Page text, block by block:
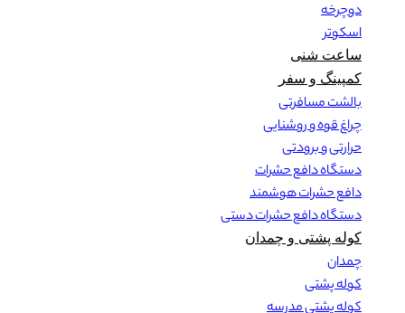
دوچرخه
اسکوتر
ساعت شنی
کمپینگ و سفر
بالشت مسافرتی
چراغ قوه و روشنایی
حرارتی و برودتی
دستگاه دافع حشرات
دافع حشرات هوشمند
دستگاه دافع حشرات دستی
کوله پشتی و چمدان
چمدان
کوله پشتی
کوله پشتی مدرسه